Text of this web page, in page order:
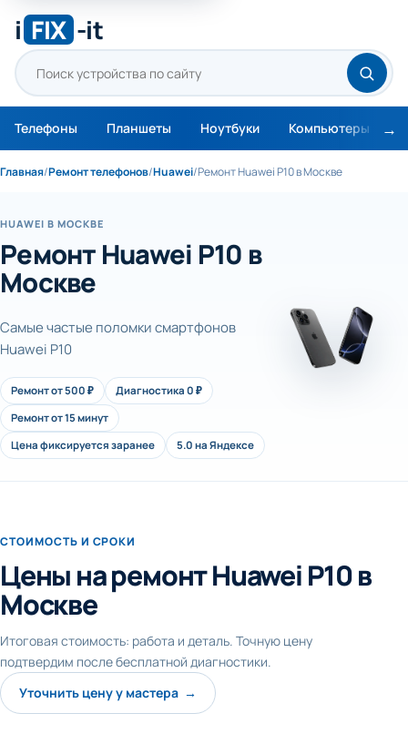
i FIX -it
Телефоны Планшеты Ноутбуки Компьютеры
Главная/Ремонт телефонов/Huawei/Ремонт Huawei P10 в Москве
HUAWEI В МОСКВЕ
Ремонт Huawei P10 в
Москве
Самые частые поломки смартфонов
Huawei P10
Ремонт от 500 ₽
Диагностика 0 ₽
Ремонт от 15 минут
Цена фиксируется заранее
5.0 на Яндексе
СТОИМОСТЬ И СРОКИ
Цены на ремонт Huawei P10 в
Москве
Итоговая стоимость: работа и деталь. Точную цену
подтвердим после бесплатной диагностики.
Уточнить цену у мастера →